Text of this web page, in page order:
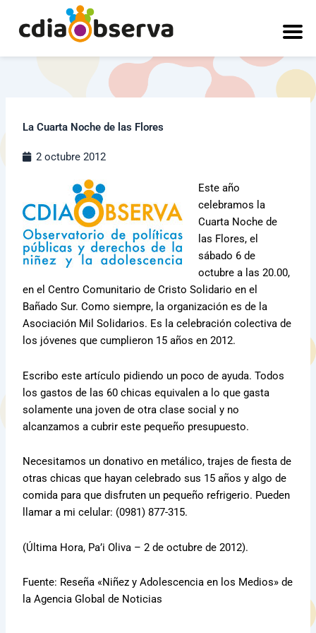
contenido
La Cuarta Noche de las Flores
2 octubre 2012
Este año
celebramos la
Cuarta Noche de
las Flores, el
sábado 6 de
octubre a las 20.00,
en el Centro Comunitario de Cristo Solidario en el
Bañado Sur. Como siempre, la organización es de la
Asociación Mil Solidarios. Es la celebración colectiva de
los jóvenes que cumplieron 15 años en 2012.
Escribo este artículo pidiendo un poco de ayuda. Todos
los gastos de las 60 chicas equivalen a lo que gasta
solamente una joven de otra clase social y no
alcanzamos a cubrir este pequeño presupuesto.
Necesitamos un donativo en metálico, trajes de fiesta de
otras chicas que hayan celebrado sus 15 años y algo de
comida para que disfruten un pequeño refrigerio. Pueden
llamar a mi celular: (0981) 877-315.
(Última Hora, Pa’i Oliva – 2 de octubre de 2012).
Fuente: Reseña «Niñez y Adolescencia en los Medios» de
la Agencia Global de Noticias